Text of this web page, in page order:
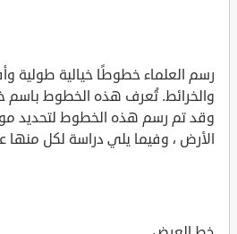
رسم العلماء خطوطًا خيالية طولية
والخرائط. تُعرف هذه الخطوط
وقد تم رسم هذه الخطوط لتحديد
الأرض ، وفيما يلي دراسة لكل